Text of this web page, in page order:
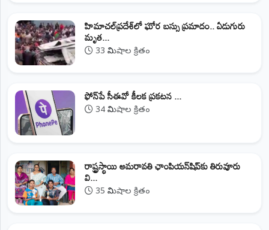
హిమాచల్‌ప్రదేశ్‌లో ఘోర బస్సు ప్రమాదం.. ఏడుగురు
మృత...
33 నిమిషాల క్రితం
ఫోన్‌పే సీఈవో కీలక ప్రకటన ...
34 నిమిషాల క్రితం
రాష్ట్రస్థాయి అమరావతి ఛాంపియన్‌షిప్‌కు తిరువూరు
వి...
35 నిమిషాల క్రితం